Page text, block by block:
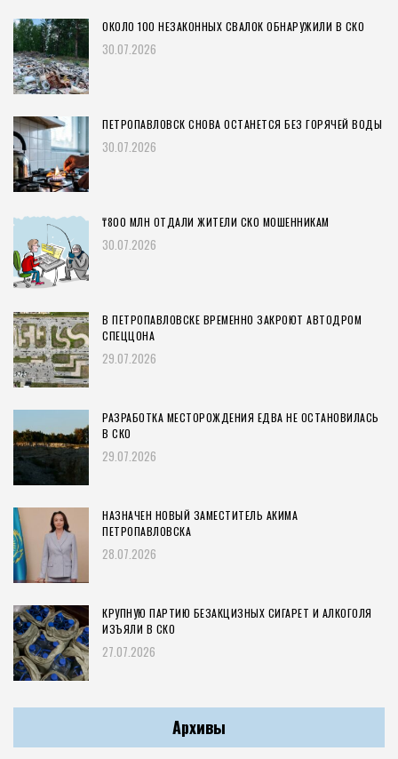
ОКОЛО 100 НЕЗАКОННЫХ СВАЛОК ОБНАРУЖИЛИ В СКО
30.07.2026
ПЕТРОПАВЛОВСК СНОВА ОСТАНЕТСЯ БЕЗ ГОРЯЧЕЙ ВОДЫ
30.07.2026
₸800 МЛН ОТДАЛИ ЖИТЕЛИ СКО МОШЕННИКАМ
30.07.2026
В ПЕТРОПАВЛОВСКЕ ВРЕМЕННО ЗАКРОЮТ АВТОДРОМ
СПЕЦЦОНА
29.07.2026
РАЗРАБОТКА МЕСТОРОЖДЕНИЯ ЕДВА НЕ ОСТАНОВИЛАСЬ
В СКО
29.07.2026
НАЗНАЧЕН НОВЫЙ ЗАМЕСТИТЕЛЬ АКИМА
ПЕТРОПАВЛОВСКА
28.07.2026
КРУПНУЮ ПАРТИЮ БЕЗАКЦИЗНЫХ СИГАРЕТ И АЛКОГОЛЯ
ИЗЪЯЛИ В СКО
27.07.2026
Архивы